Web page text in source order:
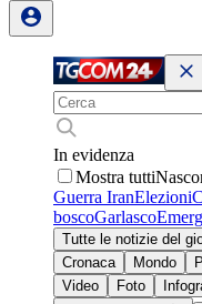
In evidenza
Mostra tutti
Guerra IranElezioni
boscoGarlasco
Tutte le notizie del
Cronaca
Mondo
Video
Foto